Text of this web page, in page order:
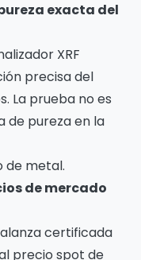
exacta del
XRF
precisa del
La prueba no es
de pureza en la
de metal.
de mercado
certificada
precio spot de